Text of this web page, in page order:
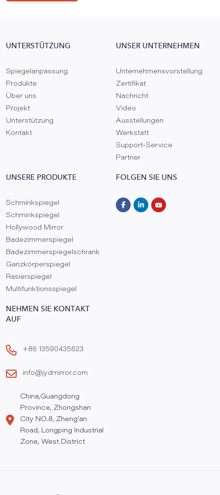
UNTERSTÜTZUNG
Spiegelanpassung
Produkte
Über uns
Projekt
Unterstützung
Kontakt
UNSER UNTERNEHMEN
Unternehmensvorstellung
Zertifikat
Nachricht
Video
Ausstellungen
Werkstatt
Support-Service
Partner
UNSERE PRODUKTE
Schminkspiegel
Schminkspiegel
Hollywood Mirror
Badezimmerspiegel
Badezimmerspiegelschrank
Ganzkörperspiegel
Rasierspiegel
Multifunktionsspiegel
FOLGEN SIE UNS
NEHMEN SIE KONTAKT
AUF
+86 13590435623
info@jydmirror.com
China,Guangdong
Province, Zhongshan
City NO.8, Zheng'an
Road, Longping Industrial
Zone, West District